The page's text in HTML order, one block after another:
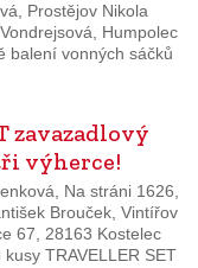
Prostějov Nikola
Humpolec
balení vonných sáčků
zavazadlový
výherce!
Na stráni 1626,
Brouček, Vintířov
67, 28163 Kostelec
TRAVELLER SET